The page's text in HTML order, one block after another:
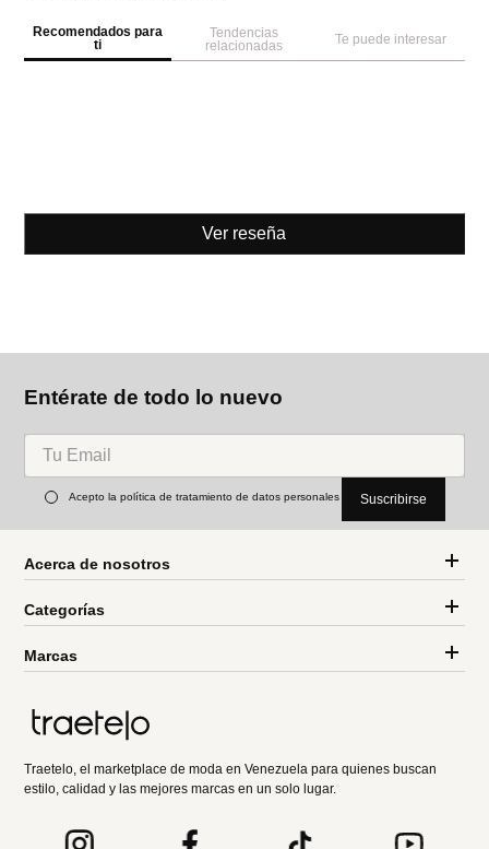
Recomendados para
ti
Tendencias
relacionadas
Te puede interesar
Ver reseña
Entérate de todo lo nuevo
Acepto la política de tratamiento de datos personales Suscribirse
Acerca de nosotros
Categorías
Marcas
Traetelo, el marketplace de moda en Venezuela para quienes buscan
estilo, calidad y las mejores marcas en un solo lugar.